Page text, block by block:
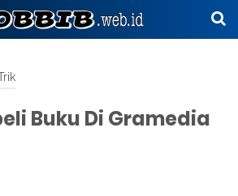
Buku Di Gramedia